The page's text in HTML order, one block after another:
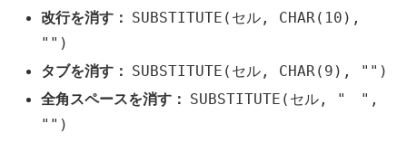
改行を消す：
SUBSTITUTE(セル, CHAR(10),
"")
タブを消す： SUBSTITUTE(セル, CHAR(9), "")
全角スペースを消す：
SUBSTITUTE(セル, " ",
"")